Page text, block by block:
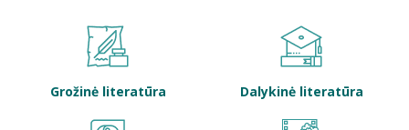
Grožinė literatūra Dalykinė literatūra